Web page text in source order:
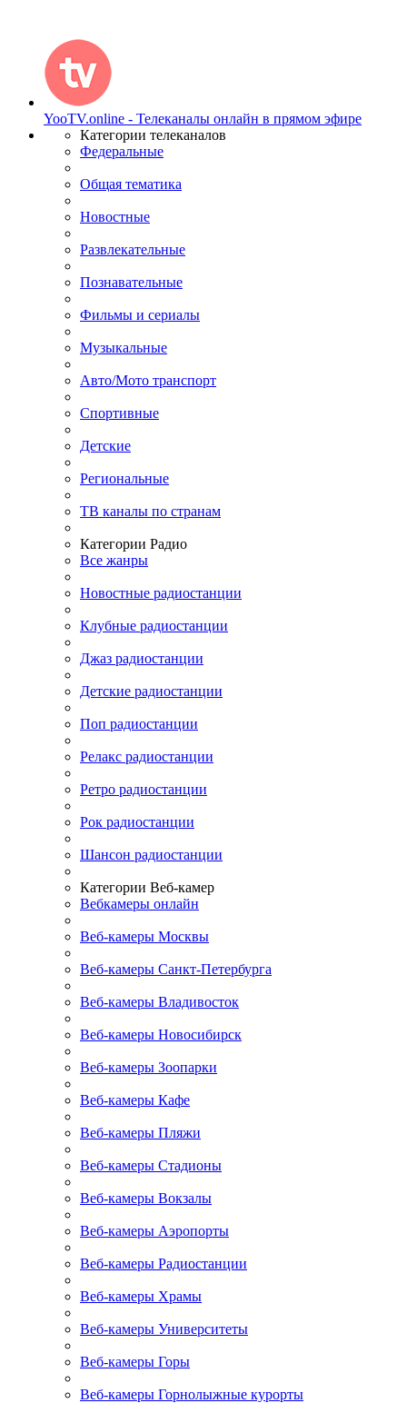
YooTV.online - Телеканалы онлайн в прямом эфире
Категории телеканалов
Федеральные
Общая тематика
Новостные
Развлекательные
Познавательные
Фильмы и сериалы
Музыкальные
Авто/Мото транспорт
Спортивные
Детские
Региональные
ТВ каналы по странам
Категории Радио
Все жанры
Новостные радиостанции
Клубные радиостанции
Джаз радиостанции
Детские радиостанции
Поп радиостанции
Релакс радиостанции
Ретро радиостанции
Рок радиостанции
Шансон радиостанции
Категории Веб-камер
Вебкамеры онлайн
Веб-камеры Москвы
Веб-камеры Санкт-Петербурга
Веб-камеры Владивосток
Веб-камеры Новосибирск
Веб-камеры Зоопарки
Веб-камеры Кафе
Веб-камеры Пляжи
Веб-камеры Стадионы
Веб-камеры Вокзалы
Веб-камеры Аэропорты
Веб-камеры Радиостанции
Веб-камеры Храмы
Веб-камеры Университеты
Веб-камеры Горы
Веб-камеры Горнолыжные курорты